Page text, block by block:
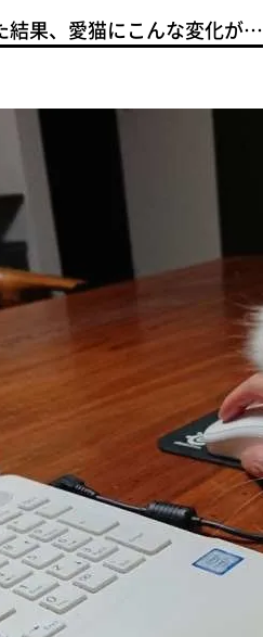
結果、愛猫にこんな変化が…